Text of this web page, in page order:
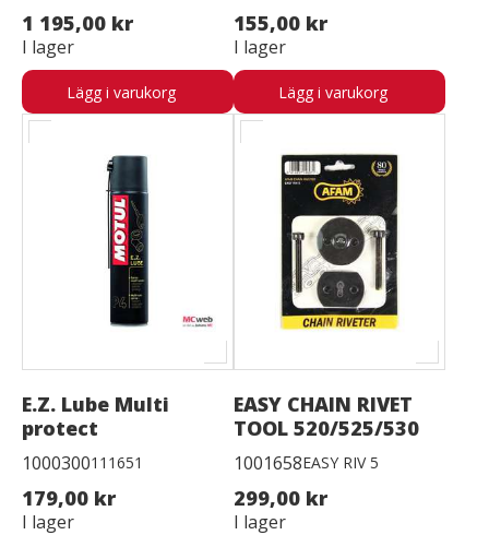
1 195,00 kr
I lager
Lägg i varukorg
155,00 kr
I lager
Lägg i varukorg
E.Z. Lube Multi
protect
1000300111651
179,00 kr
I lager
EASY CHAIN RIVET
TOOL 520/525/530
1001658EASY RIV 5
299,00 kr
I lager